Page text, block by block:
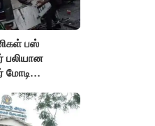
பஸ்
பலியான
மோடி